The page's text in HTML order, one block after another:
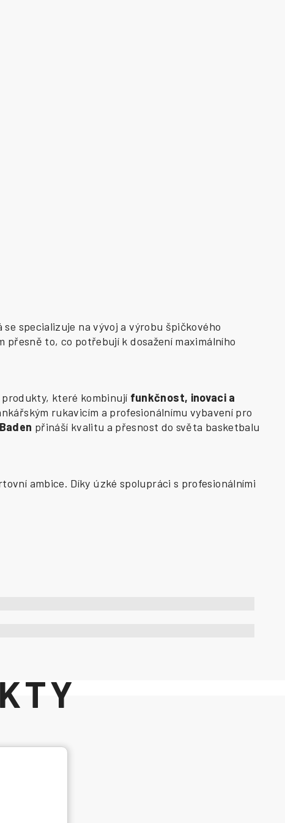
specializuje na vývoj a výrobu špičkového
to, co potřebují k dosažení maximálního
které kombinují funkčnost, inovaci a
rukavicím a profesionálnímu vybavení pro
Baden přináší kvalitu a přesnost do světa basketbalu
ambice. Díky úzké spolupráci s profesionálními